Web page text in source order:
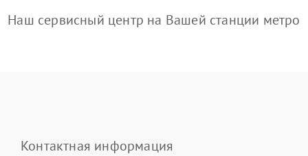
Наш сервисный центр на Вашей станции метро
Контактная информация